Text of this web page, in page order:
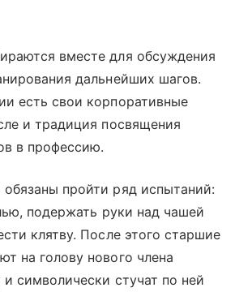
вместе для обсуждения
дальнейших шагов.
есть свои корпоративные
и традиция посвящения
в профессию.
пройти ряд испытаний:
подержать руки над чашей
клятву. После этого старшие
на голову нового члена
и символически стучат по ней